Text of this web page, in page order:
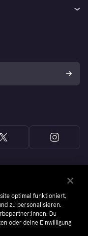
optimal funktioniert,
zu personalisieren.
Du
oder deine Einwilligung